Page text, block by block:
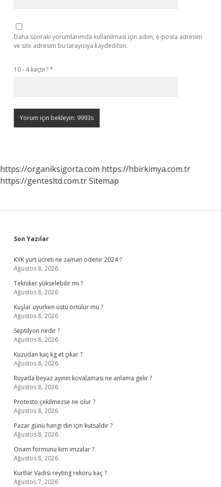
Daha sonraki yorumlarımda kullanılması için adım, e-posta adresim
ve site adresim bu tarayıcıya kaydedilsin.
10 - 4 kaçtır?*
https://organiksigorta.com https://hbirkimya.com.tr
https://gentesltd.com.trSitemap
Sidebar
Son Yazılar
KYK yurt ücreti ne zaman ödenir 2024 ?
Ağustos 8, 2026
Tekniker yükselebilir mi ?
Ağustos 8, 2026
Kuşlar uyurken üstü örtülür mü ?
Ağustos 8, 2026
Septilyon nedir ?
Ağustos 8, 2026
Kuzudan kaç kg et çıkar ?
Ağustos 8, 2026
Rüyada beyaz ayının kovalaması ne anlama gelir ?
Ağustos 8, 2026
Protesto çekilmezse ne olur ?
Ağustos 8, 2026
Pazar günü hangi din için kutsaldır ?
Ağustos 8, 2026
Onam formunu kim imzalar ?
Ağustos 8, 2026
Kurtlar Vadisi reyting rekoru kaç ?
Ağustos 7, 2026